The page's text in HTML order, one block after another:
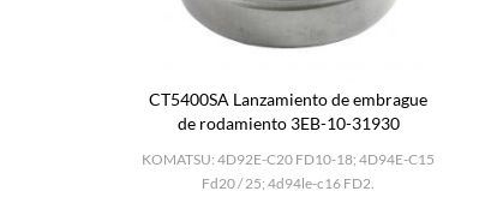
CT5400SA Lanzamiento de embrague
de rodamiento 3EB-10-31930
KOMATSU: 4D92E-C20 FD10-18; 4D94E-C15
Fd20 / 25; 4d94le-c16 FD2.